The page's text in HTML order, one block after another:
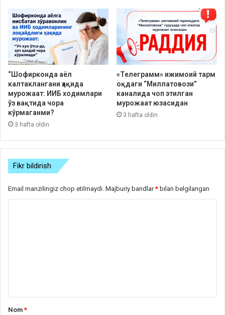
“Шофирконда аёл
калтаклангани ҳақида
мурожаат: ИИБ ходимлари
ўз вақтида чора
кўрмаганми?
3 hafta oldin
«Телеграмм» ижимоий тарм
оқдаги “Миллатовози”
каналида чоп этилган
мурожаат юзасидан
3 hafta oldin
Fikr bildirish
Email manzilingiz chop etilmaydi. Majburiy bandlar* bilan belgilangan
Nom*